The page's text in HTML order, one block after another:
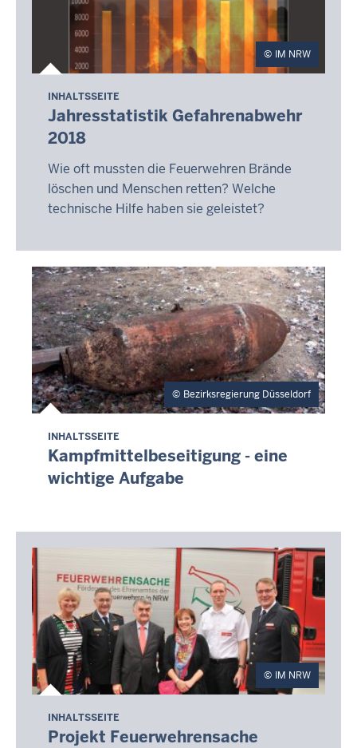
IM NRW
INHALTSSEITE
Jahresstatistik Gefahrenabwehr
2018
Wie oft mussten die Feuerwehren Brände
löschen und Menschen retten? Welche
technische Hilfe haben sie geleistet?
Bezirksregierung Düsseldorf
INHALTSSEITE
Kampfmittelbeseitigung - eine
wichtige Aufgabe
IM NRW
INHALTSSEITE
Projekt Feuerwehrensache